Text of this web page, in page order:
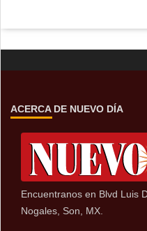
ACERCA DE NUEVO DÍA
Encuentranos en Blvd Luis
Nogales, Son, MX.